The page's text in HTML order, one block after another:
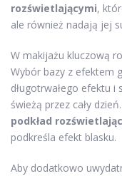
rozświetlającymi,
ale również nadają jej
W makijażu kluczową
Wybór bazy z efektem
długotrwałego efektu i
świeżą przez cały
podkład
podkreśla efekt blasku.
Aby dodatkowo